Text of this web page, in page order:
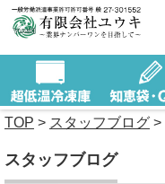
TOP > スタッフブログ >
スタッフブログ